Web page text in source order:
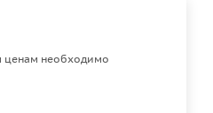
ценам необходимо